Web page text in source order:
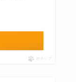
ポチップ